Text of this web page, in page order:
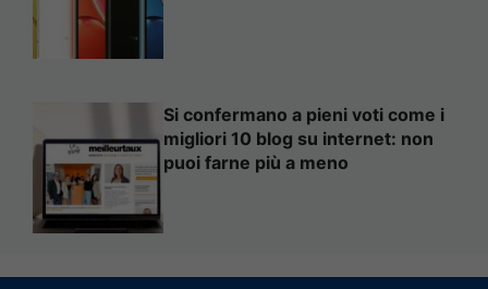
Si confermano a pieni voti come i
migliori 10 blog su internet: non
puoi farne più a meno